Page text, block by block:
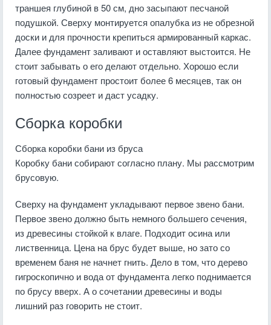
траншея глубиной в 50 см, дно засыпают песчаной
подушкой. Сверху монтируется опалубка из не обрезной
доски и для прочности крепиться армированный каркас.
Далее фундамент заливают и оставляют выстоится. Не
стоит забывать о его делают отдельно. Хорошо если
готовый фундамент простоит более 6 месяцев, так он
полностью созреет и даст усадку.
Сборка коробки
Сборка коробки бани из бруса
Коробку бани собирают согласно плану. Мы рассмотрим
брусовую.
Сверху на фундамент укладывают первое звено бани.
Первое звено должно быть немного большего сечения,
из древесины стойкой к влаге. Подходит осина или
лиственница. Цена на брус будет выше, но зато со
временем баня не начнет гнить. Дело в том, что дерево
гигроскопично и вода от фундамента легко поднимается
по брусу вверх. А о сочетании древесины и воды
лишний раз говорить не стоит.